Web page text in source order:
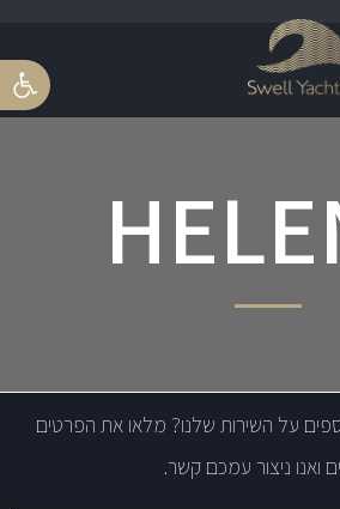
פתח
על השירות שלנו? מלאו את הפרטים
ואנו ניצור עמכם קשר.